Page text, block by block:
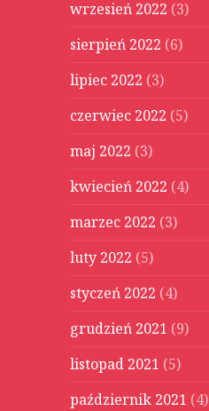
wrzesień 2022 (3)
sierpień 2022 (6)
lipiec 2022 (3)
czerwiec 2022 (5)
maj 2022 (3)
kwiecień 2022 (4)
marzec 2022 (3)
luty 2022 (5)
styczeń 2022 (4)
grudzień 2021 (9)
listopad 2021 (5)
październik 2021 (4)